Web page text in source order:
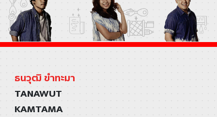
ธนวุฒิ ขำทะมา
TANAWUT
KAMTAMA